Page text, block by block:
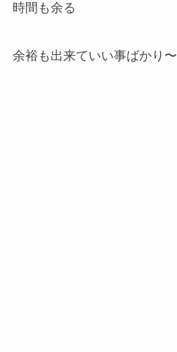
時間も余る
余裕も出来ていい事ばかり〜